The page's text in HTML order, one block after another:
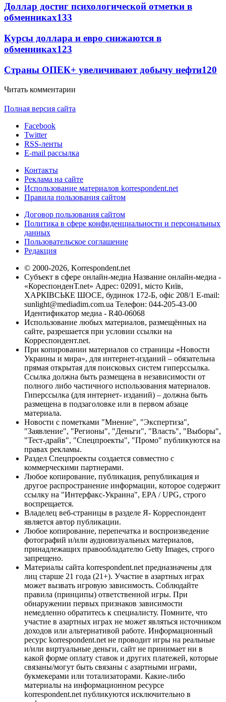
Доллар достиг психологической отметки в
обменниках133
Курсы доллара и евро снижаются в
обменниках123
Страны ОПЕК+ увеличивают добычу нефти120
Читать комментарии
Полная версия сайта
Facebook
Twitter
RSS-ленты
E-mail рассылка
Контакты
Реклама на сайте
Использование материалов korrespondent.net
Правила пользования сайтом
Договор пользования сайтом
Политика в сфере конфиденциальности и персональных
данных
Пользовательское соглашение
Редакция
© 2000-2026, Korrespondent.net
Субъект в сфере онлайн-медиа Название онлайн-медиа -
«КореспонденТ.net» Адрес: 02091, місто Київ,
ХАРКІВСЬКЕ ШОСЕ, будинок 172-Б, офіс 208/1 E-mail:
sunlight@mediadim.com.ua Телефон: 044-205-43-00
Идентификатор медиа - R40-06068
Использование любых материалов, размещённых на
сайте, разрешается при условии ссылки на
Корреспондент.net.
При копировании материалов со страницы «Новости
Украины и мира», для интернет-изданий – обязательна
прямая открытая для поисковых систем гиперссылка.
Ссылка должна быть размещена в независимости от
полного либо частичного использования материалов.
Гиперссылка (для интернет- изданий) – должна быть
размещена в подзаголовке или в первом абзаце
материала.
Новости с пометками "Мнение", "Экспертиза",
"Заявление", "Регионы", "Деньги", "Власть", "Выборы",
"Тест-драйв", "Спецпроекты", "Промо" публикуются на
правах рекламы.
Раздел Спецпроекты создается совместно с
коммерческими партнерами.
Любое копирование, публикация, републикация и
другое распространение информации, которое содержит
ссылку на "Интерфакс-Украина", EPA / UPG, строго
воспрещается.
Владелец веб-страницы в разделе Я- Корреспондент
является автор публикации.
Любое копирование, перепечатка и воспроизведение
фотографий и/или аудиовизуальных материалов,
принадлежащих правообладателю Getty Images, строго
запрещено.
Материалы сайта korrespondent.net предназначены для
лиц старше 21 года (21+). Участие в азартных играх
может вызвать игровую зависимость. Соблюдайте
правила (принципы) ответственной игры. При
обнаружении первых признаков зависимости
немедленно обратитесь к специалисту. Помните, что
участие в азартных играх не может являться источником
доходов или альтернативой работе. Информационный
ресурс korrespondent.net не проводит игры на реальные
и/или виртуальные деньги, сайт не принимает ни в
какой форме оплату ставок и других платежей, которые
связаны/могут быть связаны с азартными играми,
букмекерами или тотализаторами. Какие-либо
материалы на информационном ресурсе
korrespondent.net публикуются исключительно в